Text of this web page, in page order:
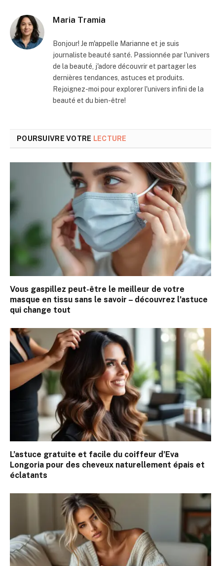
Maria Tramia
Bonjour! Je m'appelle Marianne et je suis
journaliste beauté santé. Passionnée par l'univers
de la beauté, j'adore découvrir et partager les
dernières tendances, astuces et produits.
Rejoignez-moi pour explorer l'univers infini de la
beauté et du bien-être!
POURSUIVRE VOTRE LECTURE
Vous gaspillez peut-être le meilleur de votre
masque en tissu sans le savoir – découvrez l’astuce
qui change tout
L’astuce gratuite et facile du coiffeur d’Eva
Longoria pour des cheveux naturellement épais et
éclatants